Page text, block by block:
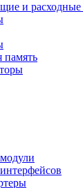
и расходные
память